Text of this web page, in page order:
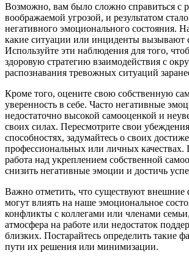
Возможно, вам было сложно справиться с
воображаемой угрозой, и результатом
негативного эмоционального состояния.
какие ситуации или инциденты вызывают
Используйте эти наблюдения для того,
здоровую стратегию взаимодействия с
распознавания тревожных ситуаций
Кроме того, оцените свою собственную
уверенность в себе. Часто негативные
недостаточно высокой самооценкой и
своих силах. Пересмотрите свои
способностях, задумайтесь о своих
профессиональных или личных качествах.
работа над укреплением собственной
снизить негативные эмоции и достичь
Важно отметить, что существуют внешние
могут влиять на наше эмоциональное
конфликты с коллегами или членами
атмосфера на работе или недостаток
близких. Постарайтесь определить такие
пути их решения или минимизации.